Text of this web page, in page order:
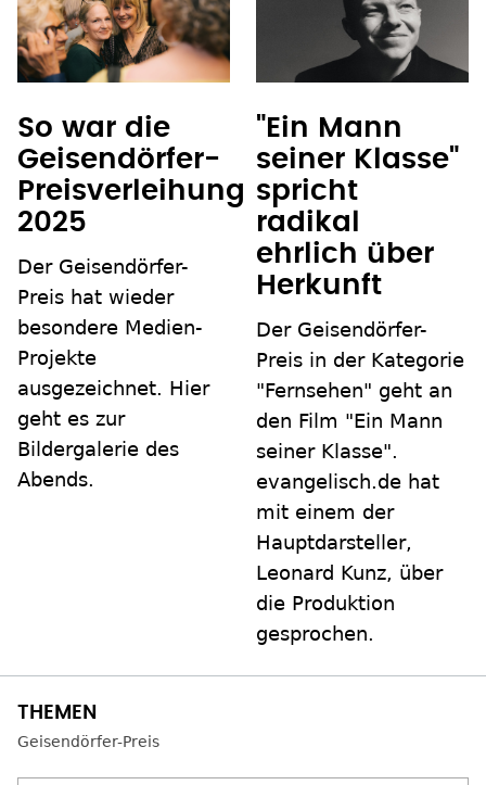
So war die
Geisendörfer-
Preisverleihung
2025
Der Geisendörfer-
Preis hat wieder
besondere Medien-
Projekte
ausgezeichnet. Hier
geht es zur
Bildergalerie des
Abends.
"Ein Mann
seiner Klasse"
spricht
radikal
ehrlich über
Herkunft
Der Geisendörfer-
Preis in der Kategorie
"Fernsehen" geht an
den Film "Ein Mann
seiner Klasse".
evangelisch.de hat
mit einem der
Hauptdarsteller,
Leonard Kunz, über
die Produktion
gesprochen.
Geisendörfer-Preis